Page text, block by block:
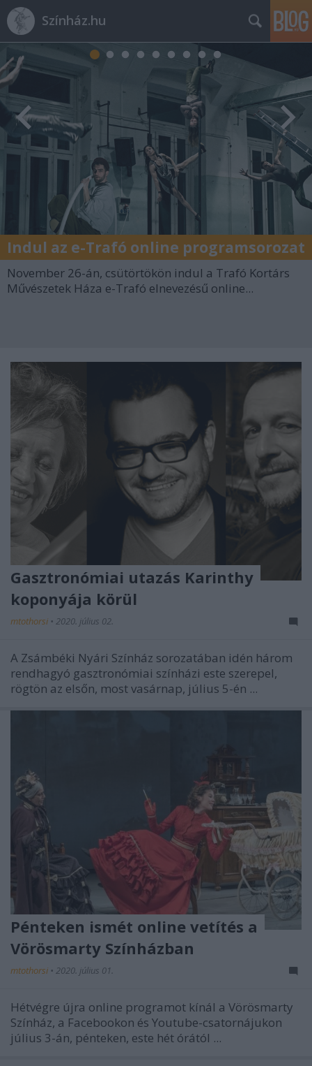
Színház.hu
Indul az e-Trafó online programsorozat
November 26-án, csütörtökön indul a Trafó Kortárs
Művészetek Háza e-Trafó elnevezésű online...
Gasztronómiai utazás Karinthy
koponyája körül
mtothorsi • 2020. július 02.
A Zsámbéki Nyári Színház sorozatában idén három
rendhagyó gasztronómiai színházi este szerepel,
rögtön az elsőn, most vasárnap, július 5-én ...
Pénteken ismét online vetítés a
Vörösmarty Színházban
mtothorsi • 2020. július 01.
Hétvégre újra online programot kínál a Vörösmarty
Színház, a Facebookon és Youtube-csatornájukon
július 3-án, pénteken, este hét órától ...